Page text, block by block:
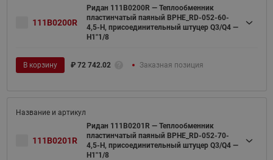
111B0200R
Ридан 111B0200R — Теплообменник
пластинчатый паяный BPHE_RD-052-60-
4,5-H, присоединительный штуцер Q3/Q4 —
H1"1/8
В корзину ₽ 72 742.02 Заказная позиция
111B0201R
Ридан 111B0201R — Теплообменник
пластинчатый паяный BPHE_RD-052-70-
4,5-H, присоединительный штуцер Q3/Q4 —
H1"1/8